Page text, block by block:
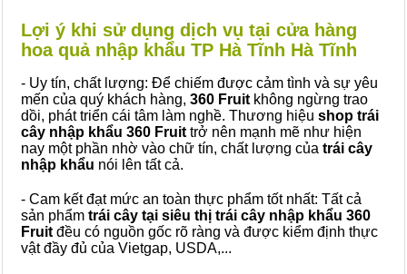
Lợi ý khi sử dụng dịch vụ tại cửa hàng
hoa quả nhập khẩu TP Hà Tĩnh Hà Tĩnh
- Uy tín, chất lượng: Để chiếm được cảm tình và sự yêu
mến của quý khách hàng, 360 Fruit không ngừng trao
dồi, phát triển cái tâm làm nghề. Thương hiệu shop trái
cây nhập khẩu 360 Fruit trở nên mạnh mẽ như hiện
nay một phần nhờ vào chữ tín, chất lượng của trái cây
nhập khẩu nói lên tất cả.
- Cam kết đạt mức an toàn thực phẩm tốt nhất: Tất cả
sản phẩm trái cây tại siêu thị trái cây nhập khẩu 360
Fruit đều có nguồn gốc rõ ràng và được kiểm định thực
vật đầy đủ của Vietgap, USDA,...